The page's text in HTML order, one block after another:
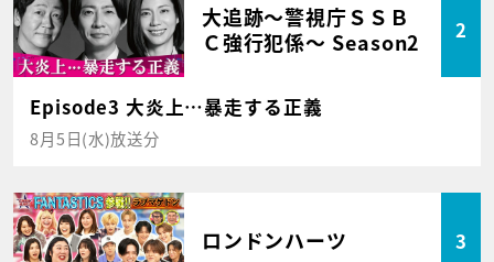
大追跡～警視庁ＳＳＢ
Ｃ強行犯係～ Season2
2
Episode3 大炎上…暴走する正義
8月5日(水)放送分
ロンドンハーツ 3